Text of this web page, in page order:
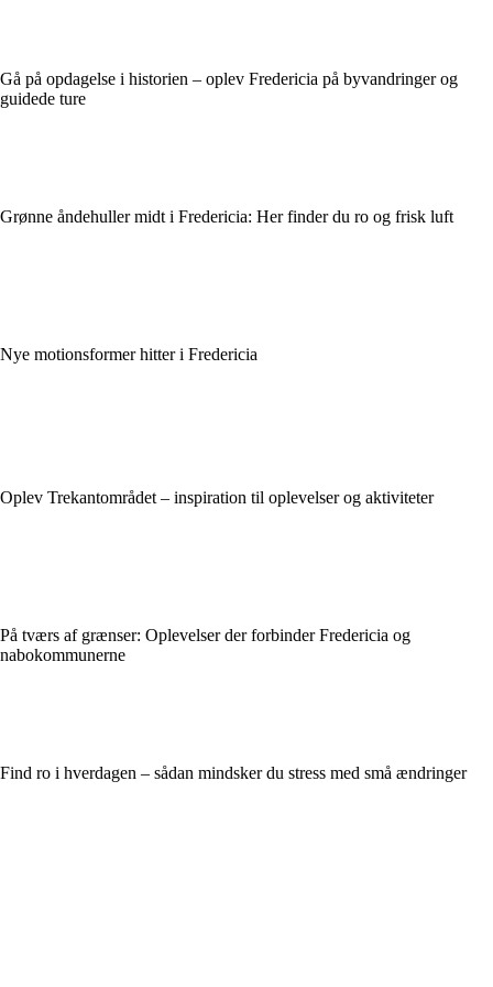
Gå på opdagelse i historien – oplev Fredericia på byvandringer og
guidede ture
Grønne åndehuller midt i Fredericia: Her finder du ro og frisk luft
Nye motionsformer hitter i Fredericia
Oplev Trekantområdet – inspiration til oplevelser og aktiviteter
På tværs af grænser: Oplevelser der forbinder Fredericia og
nabokommunerne
Find ro i hverdagen – sådan mindsker du stress med små ændringer